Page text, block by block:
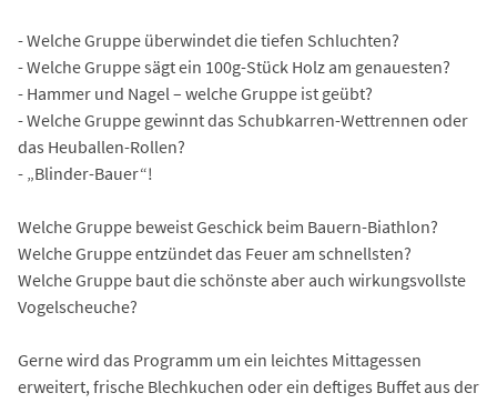
- Welche Gruppe überwindet die tiefen Schluchten?
- Welche Gruppe sägt ein 100g-Stück Holz am genauesten?
- Hammer und Nagel – welche Gruppe ist geübt?
- Welche Gruppe gewinnt das Schubkarren-Wettrennen oder
das Heuballen-Rollen?
- „Blinder-Bauer“!
Welche Gruppe beweist Geschick beim Bauern-Biathlon?
Welche Gruppe entzündet das Feuer am schnellsten?
Welche Gruppe baut die schönste aber auch wirkungsvollste
Vogelscheuche?
Gerne wird das Programm um ein leichtes Mittagessen
erweitert, frische Blechkuchen oder ein deftiges Buffet aus der